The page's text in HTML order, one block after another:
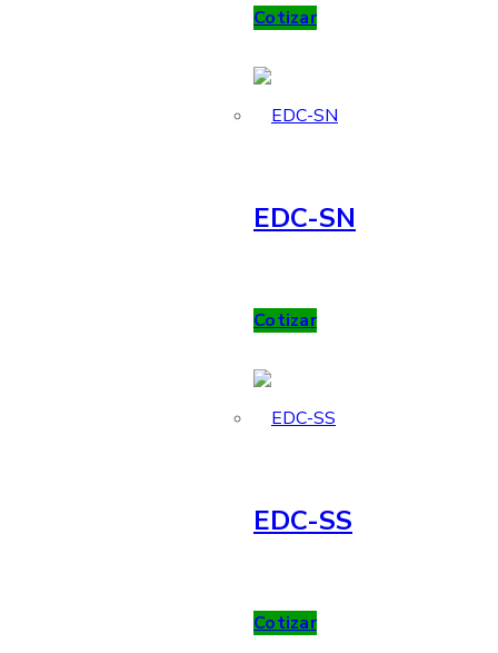
Cotizar
EDC-SN
Cotizar
EDC-SS
Cotizar